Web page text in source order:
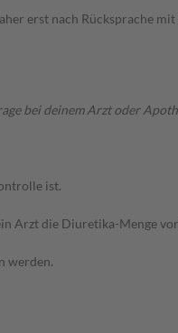
erst nach Rücksprache
bei deinem Arzt oder
ist.
Arzt die Diuretika-Menge
werden.